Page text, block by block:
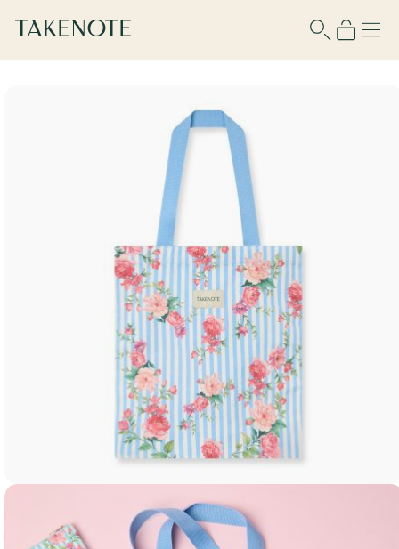
sesión o registrarte.
¿No tienes cuenta?Regístrate aquí
¿Olvidaste tu contraseña?Recupérala aquí